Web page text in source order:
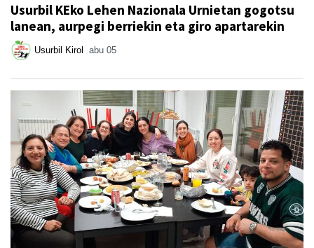
Usurbil KEko Lehen Nazionala Urnietan gogotsu
lanean, aurpegi berriekin eta giro apartarekin
Usurbil Kirol abu 05